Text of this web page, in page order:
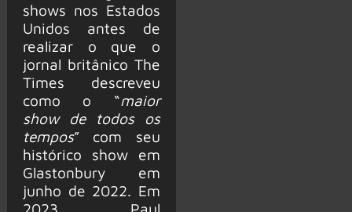
shows nos Estados
Unidos antes de
realizar o que o
jornal britânico The
Times descreveu
como o “maior
show de todos os
tempos” com seu
histórico show em
Glastonbury em
junho de 2022. Em
2023, Paul